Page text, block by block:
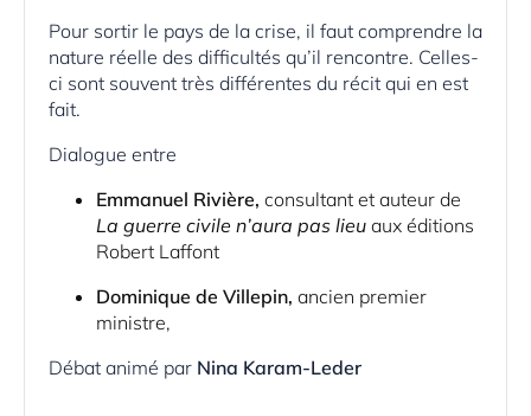
Pour sortir le pays de la crise, il faut comprendre la
nature réelle des difficultés qu’il rencontre. Celles-
ci sont souvent très différentes du récit qui en est
fait.
Dialogue entre
Emmanuel Rivière, consultant et auteur de
La guerre civile n’aura pas lieu aux éditions
Robert Laffont
Dominique de Villepin, ancien premier
ministre,
Débat animé par Nina Karam-Leder